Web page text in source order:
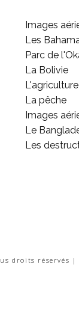
Images
Les
Parc de
La Bolivie
La pêche
Images
Le
Les
droits réservés |